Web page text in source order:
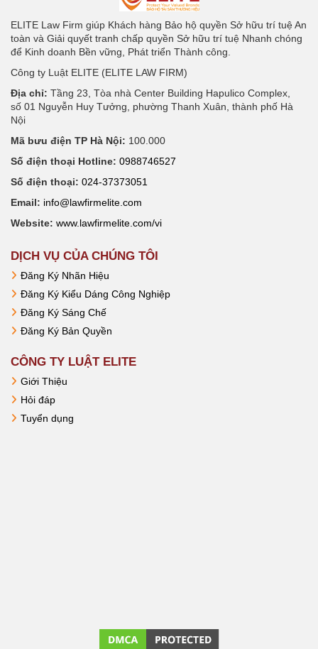
ELITE Law Firm giúp Khách hàng Bảo hộ quyền Sở hữu trí tuệ An
toàn và Giải quyết tranh chấp quyền Sở hữu trí tuệ Nhanh chóng
để Kinh doanh Bền vững, Phát triển Thành công.
Công ty Luật ELITE (ELITE LAW FIRM)
Địa chỉ: Tầng 23, Tòa nhà Center Building Hapulico Complex,
số 01 Nguyễn Huy Tưởng, phường Thanh Xuân, thành phố Hà
Nội
Mã bưu điện TP Hà Nội: 100.000
Số điện thoại Hotline: 0988746527
Số điện thoại: 024-37373051
Email: info@lawfirmelite.com
Website: www.lawfirmelite.com/vi
DỊCH VỤ CỦA CHÚNG TÔI
Đăng Ký Nhãn Hiệu
Đăng Ký Kiểu Dáng Công Nghiệp
Đăng Ký Sáng Chế
Đăng Ký Bản Quyền
CÔNG TY LUẬT ELITE
Giới Thiệu
Hỏi đáp
Tuyển dụng